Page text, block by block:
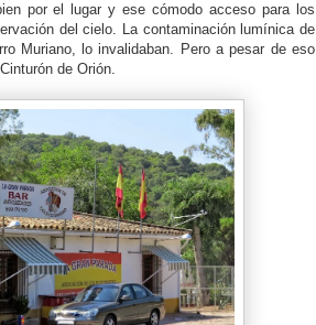
por el lugar y ese cómodo acceso para los
del cielo. La contaminación lumínica de
Muriano, lo invalidaban. Pero a pesar de eso
de Orión.